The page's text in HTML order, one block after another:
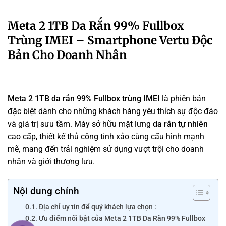
Meta 2 1TB Da Rắn 99% Fullbox
Trùng IMEI – Smartphone Vertu Độc
Bản Cho Doanh Nhân
Meta 2 1TB da rắn 99% Fullbox trùng IMEI là phiên bản
đặc biệt dành cho những khách hàng yêu thích sự độc đáo
và giá trị sưu tầm. Máy sở hữu mặt lưng da rắn tự nhiên
cao cấp, thiết kế thủ công tinh xảo cùng cấu hình mạnh
mẽ, mang đến trải nghiệm sử dụng vượt trội cho doanh
nhân và giới thượng lưu.
Nội dung chính
Địa chỉ uy tín để quý khách lựa chọn :
Ưu điểm nổi bật của Meta 2 1TB Da Rắn 99% Fullbox